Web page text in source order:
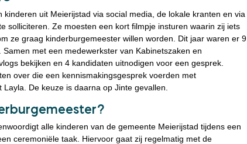
uit Meierijstad via social media, de lokale kranten en via
solliciteren. Ze moesten een kort filmpje insturen waarin zij iets
ze graag kinderburgemeester willen worden. Dit jaar waren er 9
met een medewerkster van Kabinetszaken en
bekijken en 4 kandidaten uitnodigen voor een gesprek.
over die een kennismakingsgesprek voerden met
De keuze is daarna op Jinte gevallen.
alle kinderen van de gemeente Meierijstad tijdens een
ceremoniële taak. Hiervoor gaat zij regelmatig met de